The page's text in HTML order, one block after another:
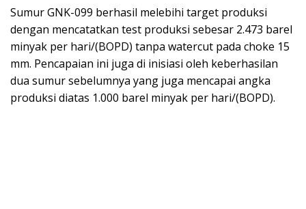
Sumur GNK-099 berhasil melebihi target produksi
dengan mencatatkan test produksi sebesar 2.473 barel
minyak per hari/(BOPD) tanpa watercut pada choke 15
mm. Pencapaian ini juga di inisiasi oleh keberhasilan
dua sumur sebelumnya yang juga mencapai angka
produksi diatas 1.000 barel minyak per hari/(BOPD).